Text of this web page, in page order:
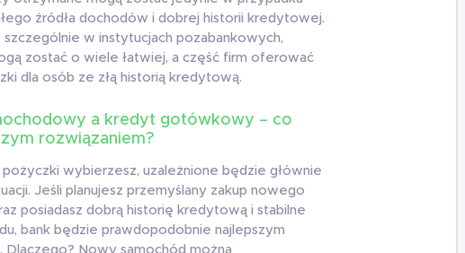
źródła dochodów i dobrej historii kredytowej.
szczególnie w instytucjach pozabankowych,
zostać o wiele łatwiej, a część firm oferować
dla osób ze złą historią kredytową.
a kredyt gotówkowy – co
rozwiązaniem?
pożyczki wybierzesz, uzależnione będzie głównie
Jeśli planujesz przemyślany zakup nowego
posiadasz dobrą historię kredytową i stabilne
bank będzie prawdopodobnie najlepszym
Dlaczego? Nowy samochód można